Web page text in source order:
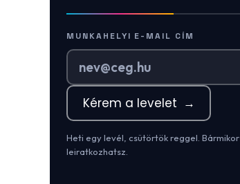
MUNKAHELYI E-MAIL CÍM
Kérem a levelet →
Heti egy levél, csütörtök reggel. Bármikor
leiratkozhatsz.